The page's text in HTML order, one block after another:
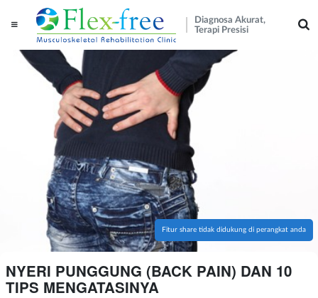
Diagnosa Akurat,
Terapi Presisi
Fitur share tidak didukung di perangkat anda
NYERI PUNGGUNG (BACK PAIN) DAN 10
TIPS MENGATASINYA